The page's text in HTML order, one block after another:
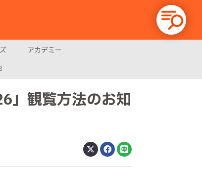
アカデミー
」観覧方法のお知